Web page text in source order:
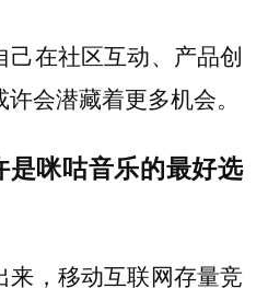
在社区互动、产品创
会潜藏着更多机会。
咪咕音乐的最好选
来，移动互联网存量竞